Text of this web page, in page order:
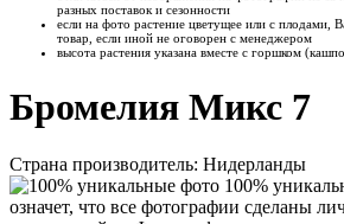
разных поставок и сезонности
если на фото растение цветущее или с плодами,
товар, если иной не оговорен с менеджером
высота растения указана вместе с горшком
Бромелия Микс 7
Страна производитель: Нидерланды
100%
означет, что все фотографии сделаны